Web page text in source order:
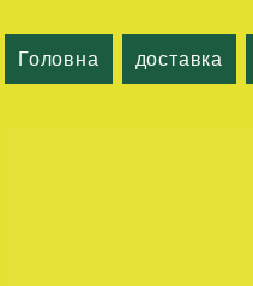
Головна доставка